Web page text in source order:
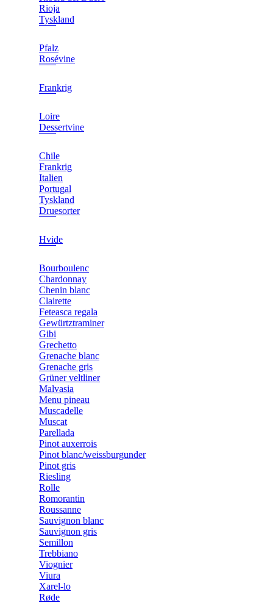
Rioja
Tyskland
Pfalz
Rosévine
Frankrig
Loire
Dessertvine
Chile
Frankrig
Italien
Portugal
Tyskland
Druesorter
Hvide
Bourboulenc
Chardonnay
Chenin blanc
Clairette
Feteasca regala
Gewürtztraminer
Gibi
Grechetto
Grenache blanc
Grenache gris
Grüner veltliner
Malvasia
Menu pineau
Muscadelle
Muscat
Parellada
Pinot auxerrois
Pinot blanc/weissburgunder
Pinot gris
Riesling
Rolle
Romorantin
Roussanne
Sauvignon blanc
Sauvignon gris
Semillon
Trebbiano
Viognier
Viura
Xarel-lo
Røde